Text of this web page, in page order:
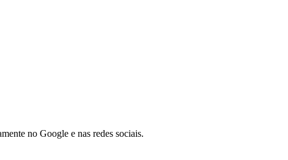
no Google e nas redes sociais.